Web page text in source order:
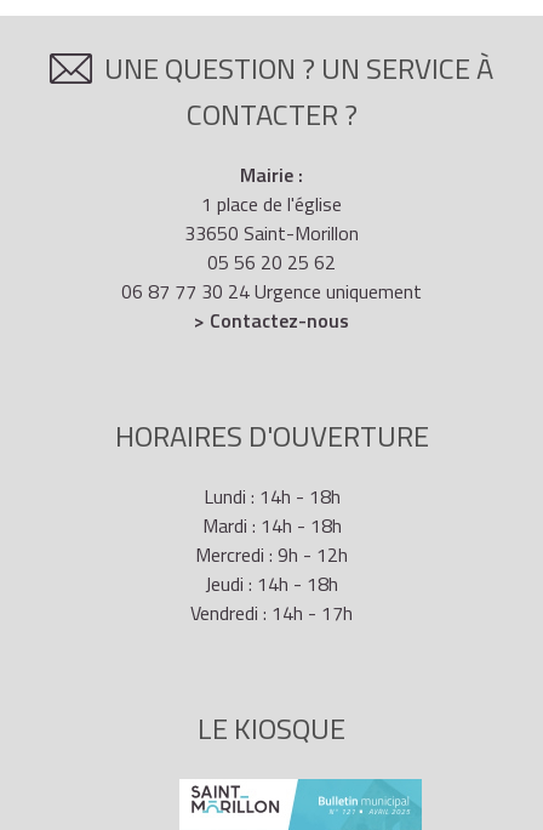
UNE QUESTION ? UN SERVICE À
CONTACTER ?
Mairie :
1 place de l'église
33650 Saint-Morillon
05 56 20 25 62
06 87 77 30 24 Urgence uniquement
> Contactez-nous
HORAIRES D'OUVERTURE
Lundi : 14h - 18h
Mardi : 14h - 18h
Mercredi : 9h - 12h
Jeudi : 14h - 18h
Vendredi : 14h - 17h
LE KIOSQUE